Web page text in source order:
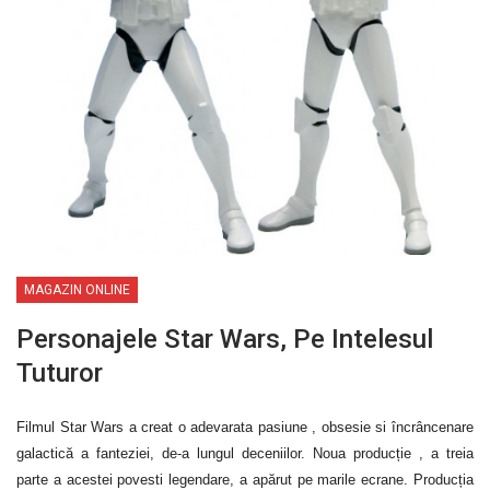
MAGAZIN ONLINE
Personajele Star Wars, Pe Intelesul
Tuturor
Filmul Star Wars a creat o adevarata pasiune , obsesie si încrâncenare
galactică a fanteziei, de-a lungul deceniilor. Noua producție , a treia
parte a acestei povesti legendare, a apărut pe marile ecrane. Producția